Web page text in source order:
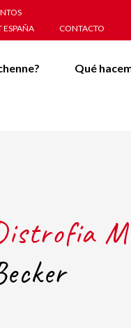
ESPAÑA
CONTACTO
Qué